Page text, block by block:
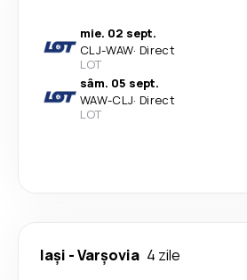
mie. 02 sept.
CLJ-WAW· Direct
LOT
sâm. 05 sept.
WAW-CLJ· Direct
LOT
Iași -Varşovia 4 zile